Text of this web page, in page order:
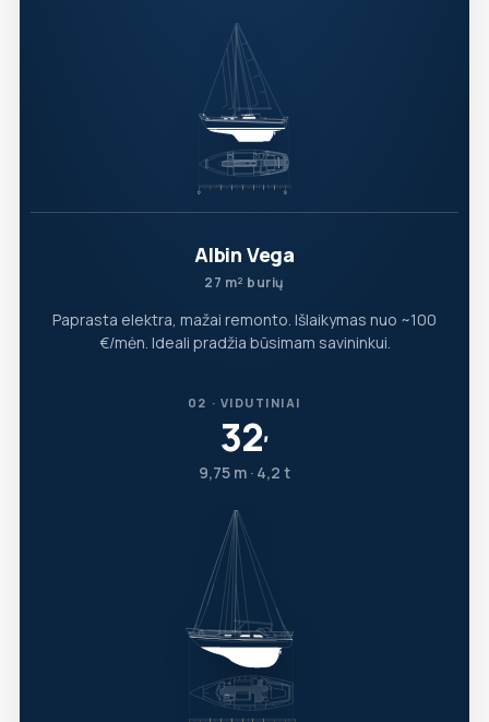
Albin Vega
27 m² burių
Paprasta elektra, mažai remonto. Išlaikymas nuo ~100
€/mėn. Ideali pradžia būsimam savininkui.
02 · VIDUTINIAI
32′
9,75 m · 4,2 t